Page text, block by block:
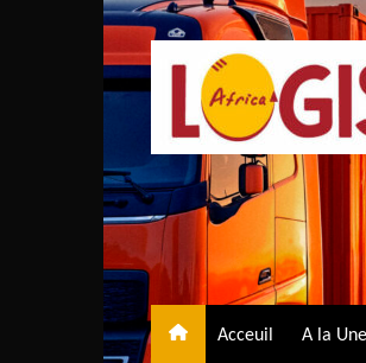
Acceuil A la Une